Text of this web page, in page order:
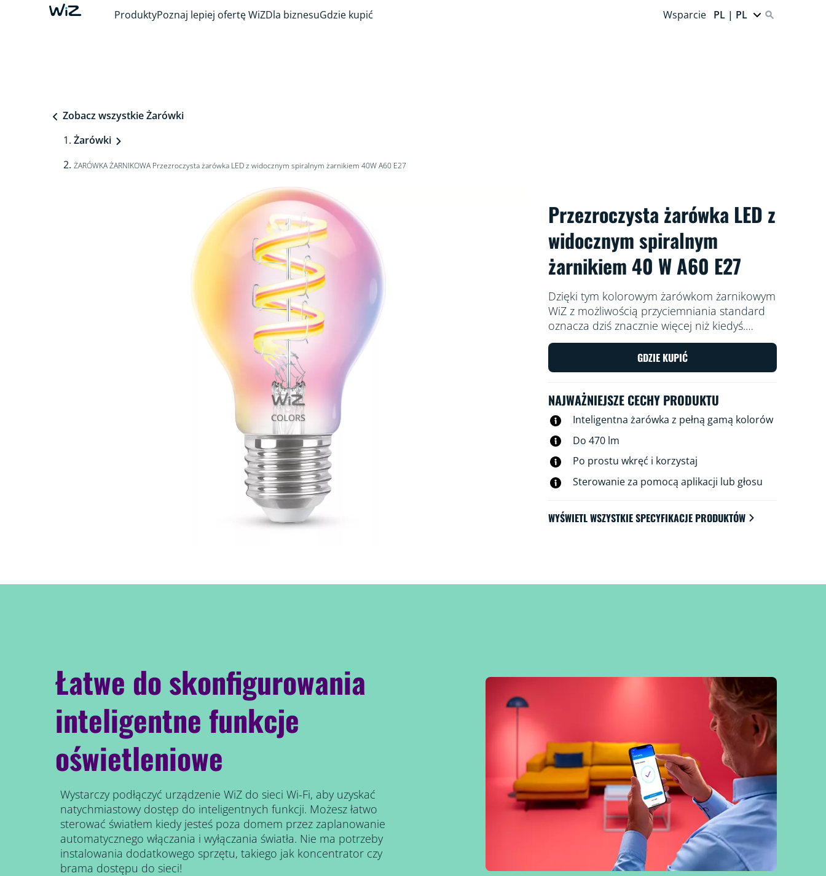
ProduktyPoznaj lepiej ofertę WiZDla biznesuGdzie kupić Wsparcie PL | PL
Zobacz wszystkie Żarówki
Żarówki
ŻARÓWKA ŻARNIKOWA Przezroczysta żarówka LED z widocznym spiralnym żarnikiem 40W A60 E27
Przezroczysta żarówka LED z
widocznym spiralnym
żarnikiem 40 W A60 E27
Dzięki tym kolorowym żarówkom żarnikowym
WiZ z możliwością przyciemniania standard
oznacza dziś znacznie więcej niż kiedyś.
Żarówki te są dekoracyjne nawet wtedy, gdy
światło jest wyłączone, a po jego włączeniu
wyglądają wręcz czarująco. Miliony kolorów i
chłodne, a wszystko to w żarówce o
tradycyjnym i lubianym kształcie. Ciesz się
klasycznym wyglądem tradycyjnych żarówek
żarnikowych w estetyce vintage, czerpiąc
jednocześnie korzyści z energooszczędnej
można sterować za pośrednictwem Wi-Fi,
GDZIE KUPIĆ
NAJWAŻNIEJSZE CECHY PRODUKTU
Inteligentna żarówka z pełną gamą kolorów
Do 470 lm
Po prostu wkręć i korzystaj
Sterowanie za pomocą aplikacji lub głosu
WYŚWIETL WSZYSTKIE SPECYFIKACJE PRODUKTÓW
Łatwe do skonfigurowania
inteligentne funkcje
oświetleniowe
Wystarczy podłączyć urządzenie WiZ do sieci Wi-Fi, aby uzyskać
natychmiastowy dostęp do inteligentnych funkcji. Możesz łatwo
sterować światłem kiedy jesteś poza domem przez zaplanowanie
automatycznego włączania i wyłączania światła. Nie ma potrzeby
instalowania dodatkowego sprzętu, takiego jak koncentrator czy
brama dostępu do sieci!